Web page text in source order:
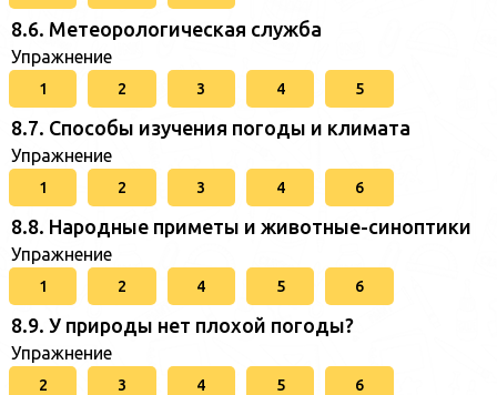
8.6. Метеорологическая служба
Упражнение
1 2 3 4 5
8.7. Способы изучения погоды и климата
Упражнение
1 2 3 4 6
8.8. Народные приметы и животные-синоптики
Упражнение
1 2 4 5 6
8.9. У природы нет плохой погоды?
Упражнение
2 3 4 5 6